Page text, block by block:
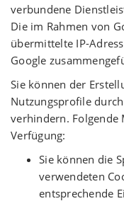
verbundene
Die im Rahmen von
übermittelte IP-
Google
Sie können der
Nutzungsprofile
verhindern. Folgende
Verfügung:
Sie können die
verwendeten
entsprechende